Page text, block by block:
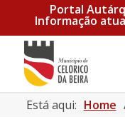
Portal
Informação
Está aqui: Home